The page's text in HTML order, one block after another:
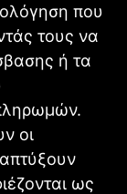
που
τους να
ή τα
οι
ως